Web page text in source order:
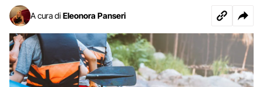
A cura di Eleonora Panseri